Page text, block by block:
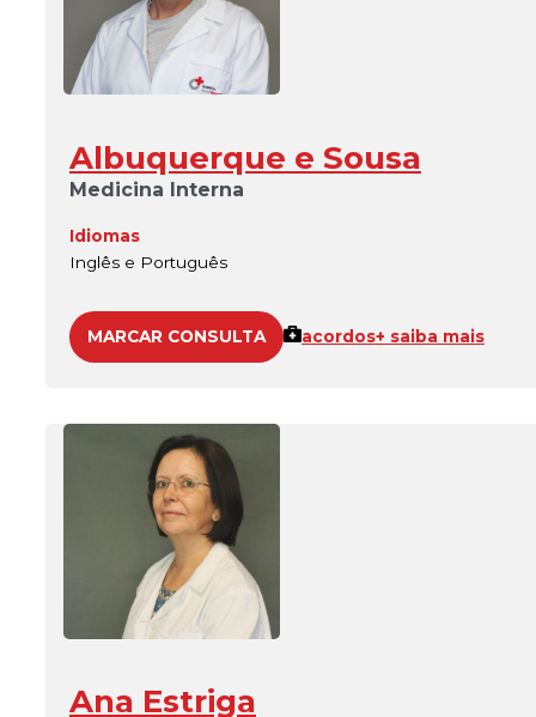
Albuquerque e Sousa
Medicina Interna
Idiomas
Inglês e Português
MARCAR CONSULTA acordos+ saiba mais
Ana Estriga